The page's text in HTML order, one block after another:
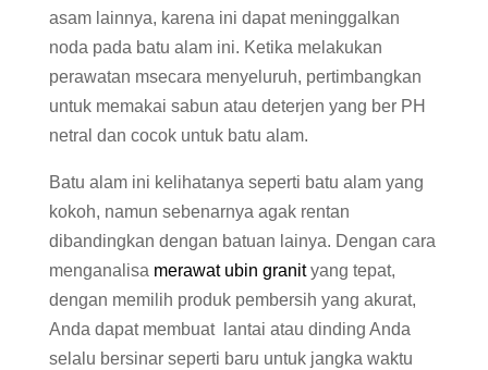
asam lainnya, karena ini dapat meninggalkan
noda pada batu alam ini. Ketika melakukan
perawatan msecara menyeluruh, pertimbangkan
untuk memakai sabun atau deterjen yang ber PH
netral dan cocok untuk batu alam.
Batu alam ini kelihatanya seperti batu alam yang
kokoh, namun sebenarnya agak rentan
dibandingkan dengan batuan lainya. Dengan cara
menganalisa merawat ubin granityang tepat,
dengan memilih produk pembersih yang akurat,
Anda dapat membuat lantai atau dinding Anda
selalu bersinar seperti baru untuk jangka waktu